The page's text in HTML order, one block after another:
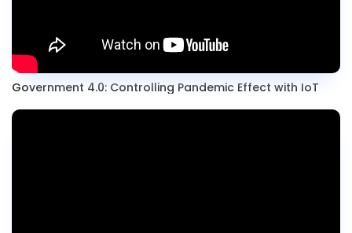
Government 4.0: Controlling Pandemic Effect with IoT